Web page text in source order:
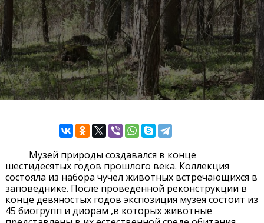
Музей природы создавался в конце
шестидесятых годов прошлого века. Коллекция
состояла из набора чучел животных встречающихся в
заповеднике. После проведённой реконструкции в
конце девяностых годов экспозиция музея состоит из
45 биогрупп и диорам ,в которых животные